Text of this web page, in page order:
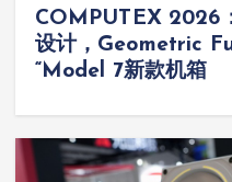
COMPUTEX 2026
设计，Geometric
“Model 7新款机箱